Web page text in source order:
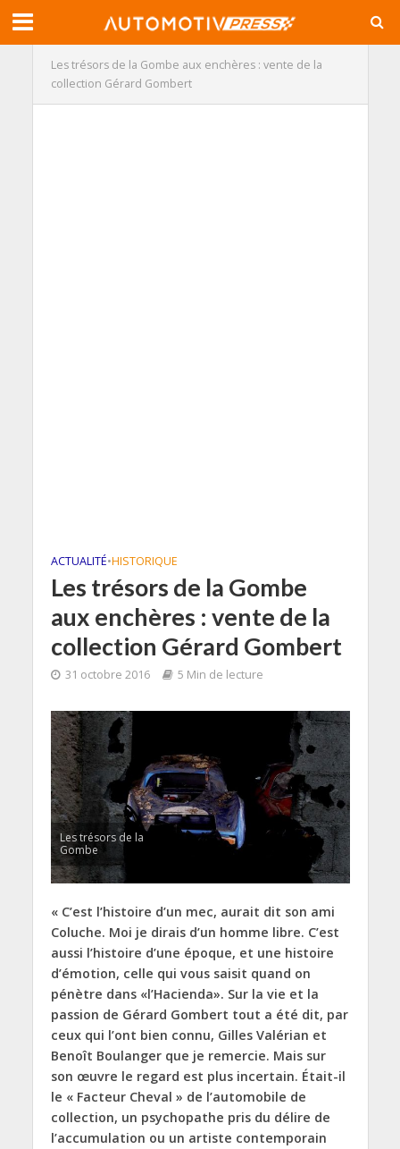
Les trésors de la Gombe aux enchères : vente de la
collection Gérard Gombert
ACTUALITÉ•HISTORIQUE
Les trésors de la Gombe
aux enchères : vente de la
collection Gérard Gombert
31 octobre 2016 5 Min de lecture
Les trésors de la
Gombe
« C’est l’histoire d’un mec, aurait dit son ami
Coluche. Moi je dirais d’un homme libre. C’est
aussi l’histoire d’une époque, et une histoire
d’émotion, celle qui vous saisit quand on
pénètre dans «l’Hacienda». Sur la vie et la
passion de Gérard Gombert tout a été dit, par
ceux qui l’ont bien connu, Gilles Valérian et
Benoît Boulanger que je remercie. Mais sur
son œuvre le regard est plus incertain. Était-il
le « Facteur Cheval » de l’automobile de
collection, un psychopathe pris du délire de
l’accumulation ou un artiste contemporain